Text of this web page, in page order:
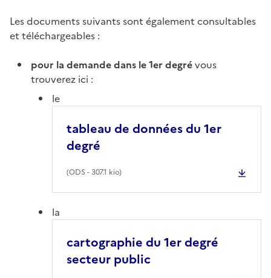
Les documents suivants sont également consultables
et téléchargeables :
pour la demande dans le 1er degrévous
trouverez ici :
le
tableau de données du 1er
degré
(ODS - 307.1 kio)
la
cartographie du 1er degré
secteur public